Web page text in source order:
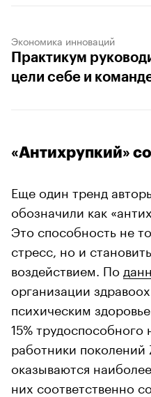
Экономика инноваций
Практикум
цели себе и
«Антихрупкий»
Еще один тренд
обозначили как
Это способность не
стресс, но и
воздействием. По
организации
психическим
15%
работники
оказываются
них соответственно